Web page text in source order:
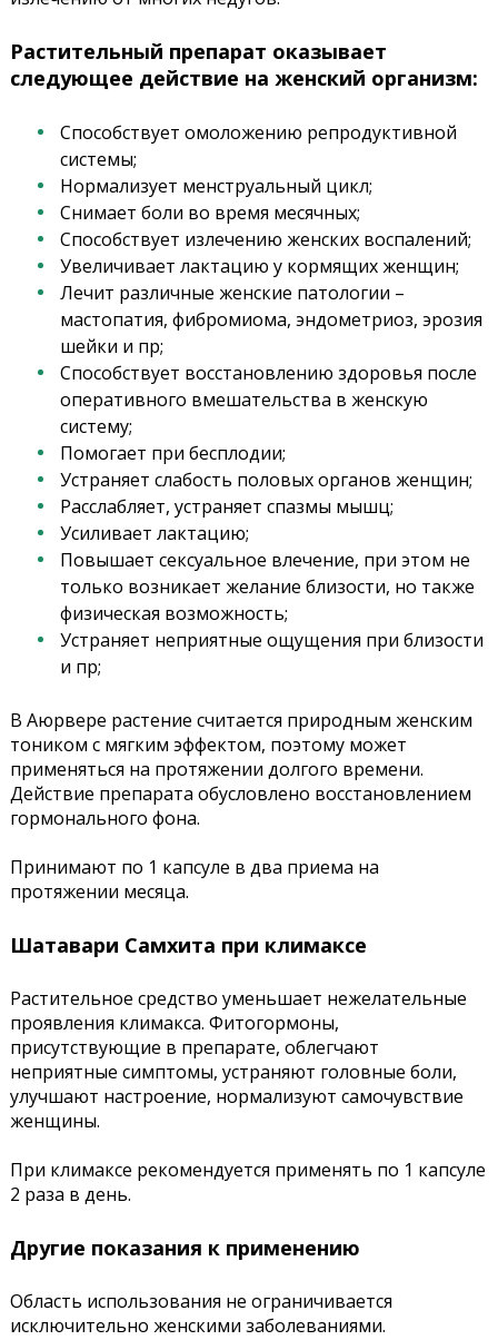
Растительный препарат оказывает
следующее действие на женский организм:
Способствует омоложению репродуктивной
системы;
Нормализует менструальный цикл;
Снимает боли во время месячных;
Способствует излечению женских воспалений;
Увеличивает лактацию у кормящих женщин;
Лечит различные женские патологии –
мастопатия, фибромиома, эндометриоз, эрозия
шейки и пр;
Способствует восстановлению здоровья после
оперативного вмешательства в женскую
систему;
Помогает при бесплодии;
Устраняет слабость половых органов женщин;
Расслабляет, устраняет спазмы мышц;
Усиливает лактацию;
Повышает сексуальное влечение, при этом не
только возникает желание близости, но также
физическая возможность;
Устраняет неприятные ощущения при близости
и пр;
В Аюрвере растение считается природным женским
тоником с мягким эффектом, поэтому может
применяться на протяжении долгого времени.
Действие препарата обусловлено восстановлением
гормонального фона.
Принимают по 1 капсуле в два приема на
протяжении месяца.
Шатавари Самхита при климаксе
Растительное средство уменьшает нежелательные
проявления климакса. Фитогормоны,
присутствующие в препарате, облегчают
неприятные симптомы, устраняют головные боли,
улучшают настроение, нормализуют самочувствие
женщины.
При климаксе рекомендуется применять по 1 капсуле
2 раза в день.
Другие показания к применению
Область использования не ограничивается
исключительно женскими заболеваниями.